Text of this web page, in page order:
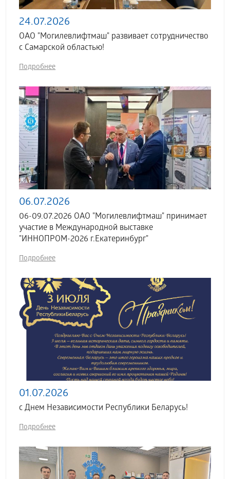
24.07.2026
ОАО "Могилевлифтмаш" развивает сотрудничество
с Самарской областью!
Подробнее
06.07.2026
06-09.07.2026 ОАО "Могилевлифтмаш" принимает
участие в Международной выставке
"ИННОПРОМ-2026 г.Екатеринбург"
Подробнее
01.07.2026
с Днем Независимости Республики Беларусь!
Подробнее